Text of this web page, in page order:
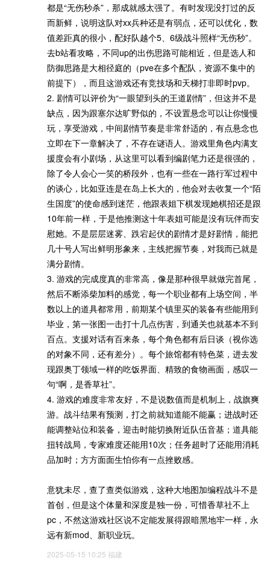
都是“无伤秒杀”，那成就感太强了。有时发现没打过的反
而新鲜，说明这队对xx兵种还是有弱点，还可以优化，数
值差距真的很小，配好队越个5、6级战斗照样“无伤秒”。
去b站看攻略，不同up的出伤思路可能相近，但是选人和
防御思路是大相径庭的（pve在多个配队，资源不集中的
前提下），而且这游戏还有竞技场和天梯打非即时pvp。
2. 剧情可以评价为“一眼望到头的王道剧情”，但这并不是
缺点，因为跟塞尔达旷野似的，不设置悬念可以让你慢慢
玩，享受游戏，中间剧情节奏是非常舒适的，有点悬念也
立即在下一章解决了，不存在谜语人。游戏里角色内满支
援度会有小剧场，从这里可以看到编剧笔力还是很强的，
除了令人会心一笑的桥段外，也有一些在一路行军过程中
的谈心，比如亚连是在岛上长大的，他会对去收复一个“陌
生国度”的使命感到迷茫，他跟表姐下棋发现她棋招还是跟
10年前一样，于是他推测这十年表姐可能是没有玩伴而安
慰她。不是层层迷雾、跌宕起伏的剧情才是好剧情，能把
几十号人写出鲜明形象来，主线把握节奏，对我而已就是
满分剧情。
3. 游戏的完成度真的非常高，像是那种很早就做完首尾，
然后不断添柴加料的感觉，每一个职业都有上场空间，半
数以上的道具都常用，前期某个镇里买的装备有些能用到
毕业，第一张图一击打十几点伤害，到通关也就基本不到
百点。支援对话有百来条，每个角色都有后日谈（视你选
的对象不同，还有差分）。每个旅馆都有特色菜，进去发
现跟奥丁领域一样的吃饭界面、精致的食物画面，感叹一
句“啊，是香草社”。
4. 游戏的难度非常友好，不是说数值而是机制上，战旗爽
游。战斗结果有预测，打之前就知道能不能赢；进战时还
能调整站位和装备，迎击时能切换附近队伍音基；道具能
扭转战局，专家难度还能用10次；任务超时了还能用消耗
品加时；方方面面生怕你有一点挫败感。
意犹未尽，查了查类似游戏，这种大地图加编程战斗不是
首创，但是这个体量和深度是独一份，可惜香草社不上
pc，不然这游戏社区说不定能发展得跟暗黑地牢一样，永
远有新mod、新职业玩。
2025-05-15 10:25 福建